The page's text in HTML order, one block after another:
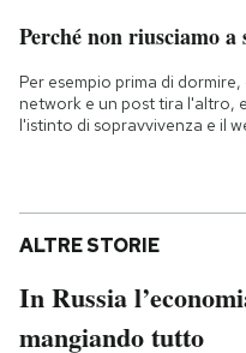
Perché non riusciamo
Per esempio prima di
network e un post tira l'altro,
l'istinto di sopravvivenza e il
ALTRE STORIE
In Russia
mangiando tutto